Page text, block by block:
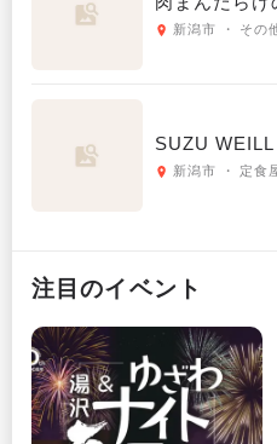
新潟市 ・ その
SUZU WEILL
新潟市 ・ 定食
注目のイベント